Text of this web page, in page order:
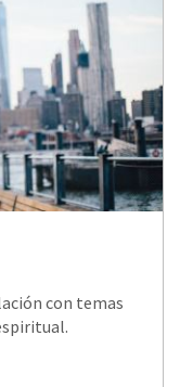
con temas